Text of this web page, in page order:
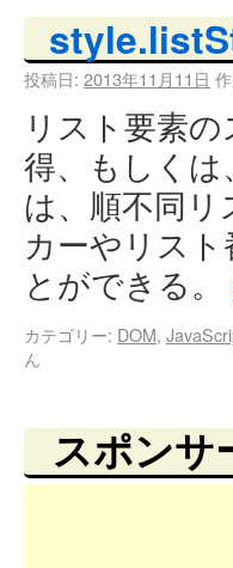
投稿日: 2013年11月11日
リスト要素
得、もしく
は、順不同
カーやリス
とができる。
カテゴリー: DOM,
ん
スポンサ